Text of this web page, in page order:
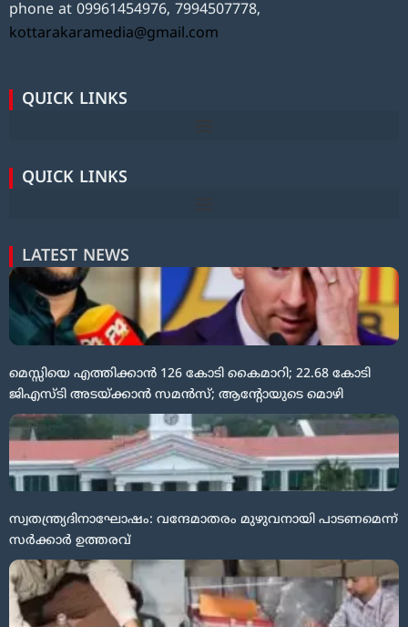
phone at 09961454976, 7994507778,
kottarakaramedia@gmail.com
QUICK LINKS
QUICK LINKS
LATEST NEWS
മെസ്സിയെ എത്തിക്കാൻ 126 കോടി കൈമാറി; 22.68 കോടി
ജിഎസ്ടി അടയ്ക്കാൻ സമൻസ്; ആന്റോയുടെ മൊഴി
സ്വതന്ത്ര്യദിനാഘോഷം: വന്ദേമാതരം മുഴുവനായി പാടണമെന്ന്
സർക്കാർ ഉത്തരവ്